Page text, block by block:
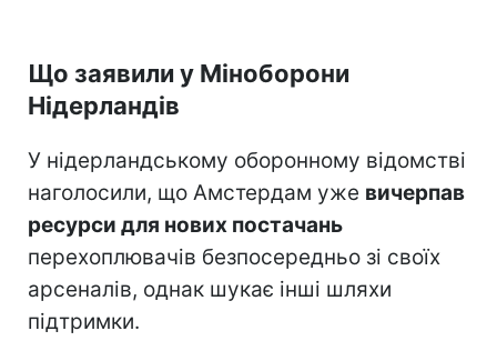
Що заявили у Міноборони
Нідерландів
У нідерландському оборонному відомстві
наголосили, що Амстердам уже вичерпав
ресурси для нових постачань
перехоплювачів безпосередньо зі своїх
арсеналів, однак шукає інші шляхи
підтримки.